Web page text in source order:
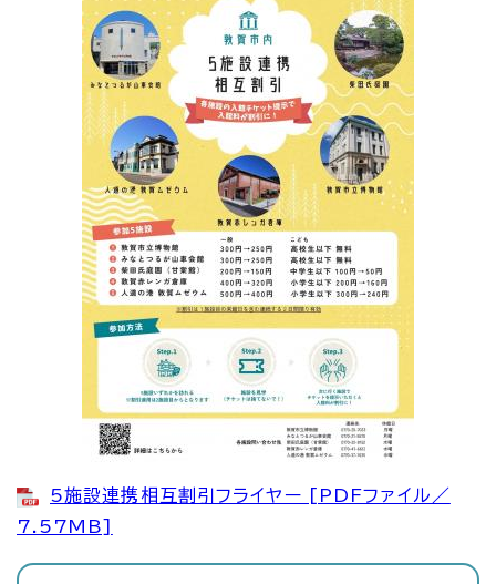
5施設連携相互割引フライヤー [PDFファイル／
7.57MB]